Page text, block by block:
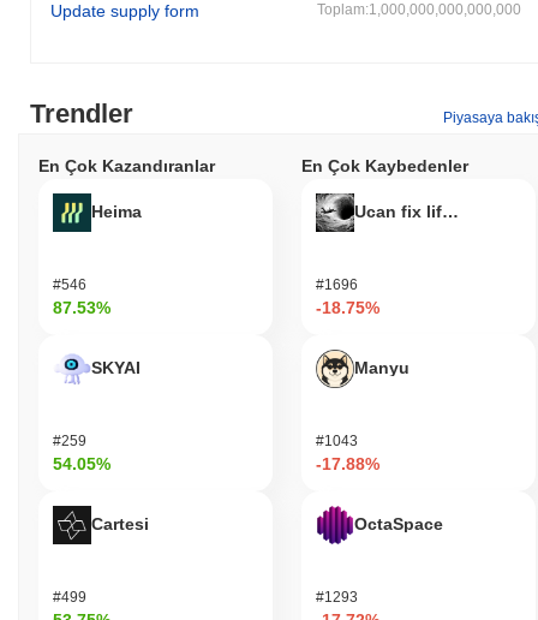
Update supply form
Toplam:1,000,000,000,000,000
Trendler Piyasaya
En Çok Kazandıranlar
Heima
#546
87.53%
SKYAI
#259
54.05%
Cartesi
#499
En Çok Kaybedenler
Ucan fix life in1day
#1696
-18.75%
Manyu
#1043
-17.88%
OctaSpace
#1293